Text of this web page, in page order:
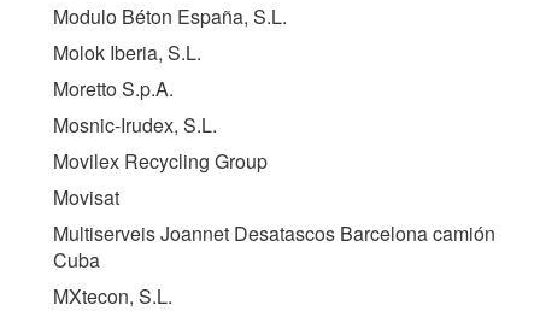
Modulo Béton España, S.L.
Molok Iberia, S.L.
Moretto S.p.A.
Mosnic-Irudex, S.L.
Movilex Recycling Group
Movisat
Multiserveis Joannet Desatascos Barcelona camión
Cuba
MXtecon, S.L.